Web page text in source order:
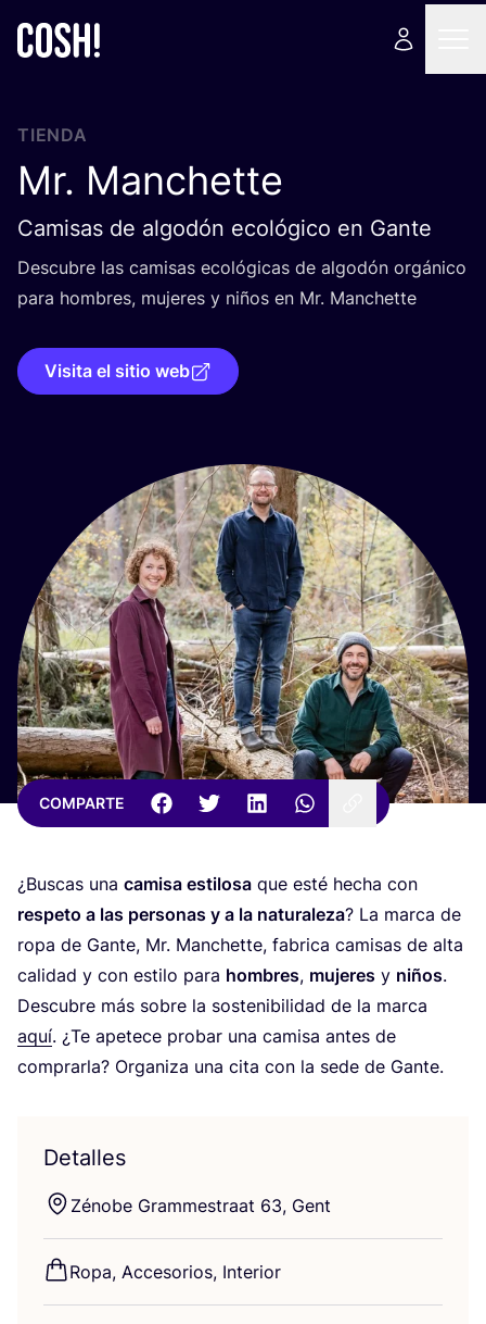
TIENDA
Mr. Manchette
Camisas de algodón ecológico en Gante
Des­cu­bre las cami­sas eco­ló­gi­cas de algo­dón orgá­ni­co
para hom­bres, muje­res y niños en Mr. Manchette
Visita el sitio web
COMPARTE
¿Bus­cas una cami­sa esti­lo­sa que esté hecha con
res­pe­to a las per­so­nas y a la natu­ra­le­za? La mar­ca de
ropa de Gan­te, Mr. Man­chet­te, fabri­ca cami­sas de alta
cali­dad y con esti­lo para hom­bres, muje­res y niños.
Des­cu­bre más sobre la sos­te­ni­bi­li­dad de la mar­ca
aquí. ¿Te ape­te­ce pro­bar una cami­sa antes de
com­prar­la? Orga­ni­za una cita con la sede de Gante.
Detalles
Zéno­be Gram­mes­traat 63, Gent
Ropa, Acce­so­rios, Interior